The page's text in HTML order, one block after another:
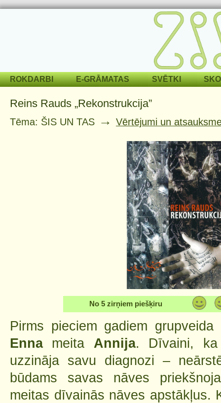
ROKDARBI E-GRĀMATAS SVĒTKI
Reins Rauds „Rekonstrukcija”
Tēma: ŠIS UN TAS → Vērtējumi un
No 5 zirņiem piešķiru
Pirms pieciem gadiem
Ennameita Annija. Dīvaini,
uzzināja savu diagnozi –
būdams savas nāves
meitas dīvainās nāves apstākļus.